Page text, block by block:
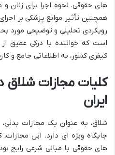
های حقوقی، نحوه اجرا برای زنان و
همچنین تأثیر موانع پزشکی بر
رویکردی تحلیلی و توضیحی مورد
است که خواننده با درکی عمیق
کیفری کشور، به اطلاعاتی جامع و
کلیات مجازات شلاق
ایران
شلاق، به عنوان یک مجازات بدنی،
جایگاه ویژه ای دارد. این
های حقوقی با مبانی شرعی رایج